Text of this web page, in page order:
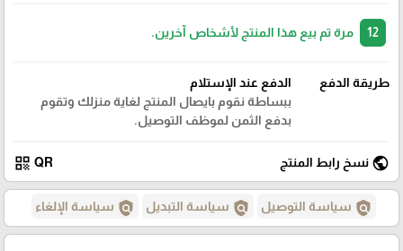
مرة تم بيع هذا المنتج لأشخاص آخرين.
طريقة الدفع
الدفع عند الإستلام
ببساطة نقوم بايصال المنتج لغاية منزلك وتقوم
بدفع الثمن لموظف التوصيل.
public نسخ رابط المنتج QR
qr_code
policy سياسة التوصيل policy سياسة التبديل policy سياسة الإلغاء